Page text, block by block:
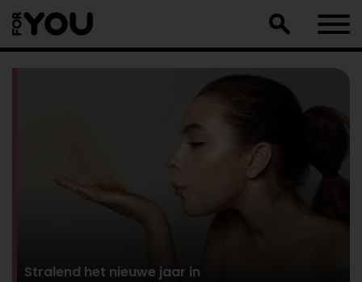
naar
artikel
Stralend het nieuwe jaar in